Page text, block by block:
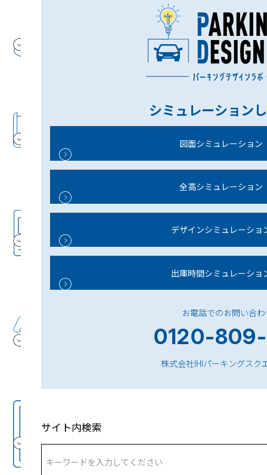
シミュレーション
図面シミュレーション
全高シミュレーション
デザインシミュレーショ
出庫時間シミュレーショ
お電話でのお問い合
0120-
株式会社IHIパーキングスク
サイト内検索
必要に応じて建設地の調査を行います。又、
法規制等の調査も行います。
基本計画
お客様のご要望と調査結果を基に、基本計画
STEP4
設計図及びお見積書の最終確認をしていただ
き、ご契約書を作成いたします。
STEP6
確認申請他
建築に必要な設計図書及び諸書類を作成し、
建築確認申請他の申請を代行いたします。